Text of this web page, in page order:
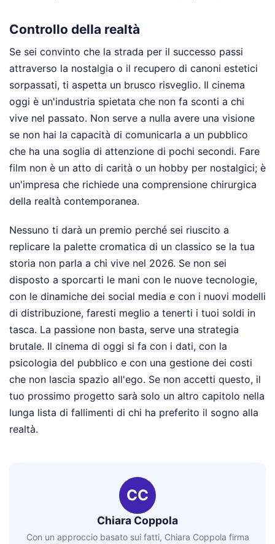
Controllo della realtà
Se sei convinto che la strada per il successo passi
attraverso la nostalgia o il recupero di canoni estetici
sorpassati, ti aspetta un brusco risveglio. Il cinema
oggi è un'industria spietata che non fa sconti a chi
vive nel passato. Non serve a nulla avere una visione
se non hai la capacità di comunicarla a un pubblico
che ha una soglia di attenzione di pochi secondi. Fare
film non è un atto di carità o un hobby per nostalgici; è
un'impresa che richiede una comprensione chirurgica
della realtà contemporanea.
Nessuno ti darà un premio perché sei riuscito a
replicare la palette cromatica di un classico se la tua
storia non parla a chi vive nel 2026. Se non sei
disposto a sporcarti le mani con le nuove tecnologie,
con le dinamiche dei social media e con i nuovi modelli
di distribuzione, faresti meglio a tenerti i tuoi soldi in
tasca. La passione non basta, serve una strategia
brutale. Il cinema di oggi si fa con i dati, con la
psicologia del pubblico e con una gestione dei costi
che non lascia spazio all'ego. Se non accetti questo, il
tuo prossimo progetto sarà solo un altro capitolo nella
lunga lista di fallimenti di chi ha preferito il sogno alla
realtà.
CC
Chiara Coppola
Con un approccio basato sui fatti, Chiara Coppola firma